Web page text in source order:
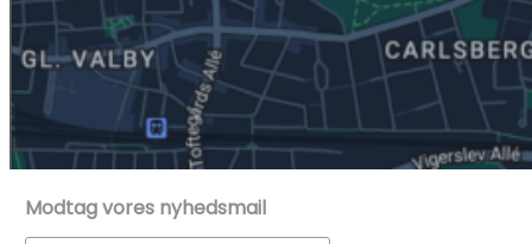
Modtag vores nyhedsmail